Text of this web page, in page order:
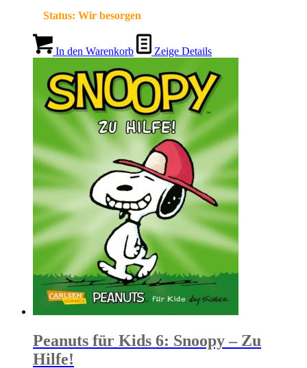
Status: Wir besorgen
In den Warenkorb Zeige Details
Peanuts für Kids 6: Snoopy – Zu
Hilfe!